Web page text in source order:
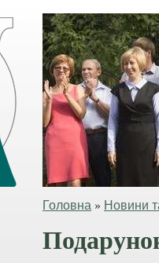
Головна » Новини